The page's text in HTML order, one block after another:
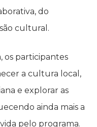
do
cultural.
os participantes
a cultura local,
e explorar as
ainda mais a
pelo programa.